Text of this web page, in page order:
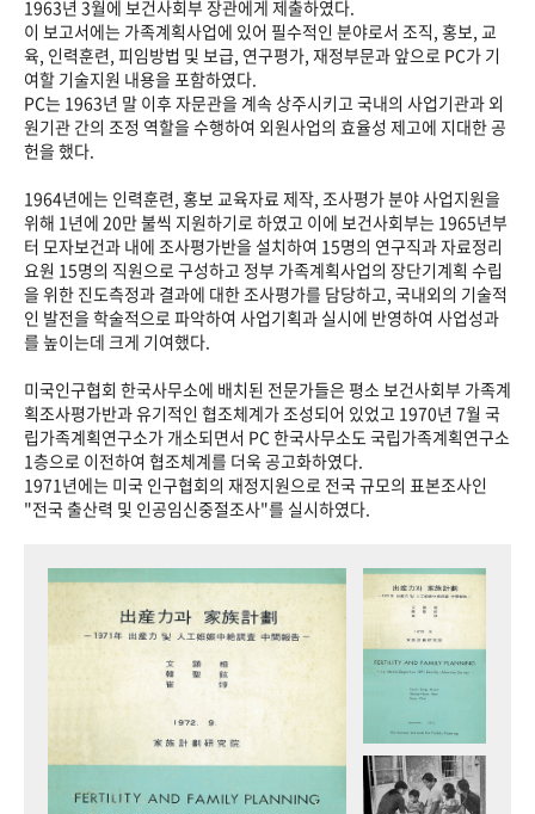
1963년 3월에 보건사회부 장관에게 제출하였다.
이 보고서에는 가족계획사업에 있어 필수적인 분야로서 조직, 홍보, 교
육, 인력훈련, 피임방법 및 보급, 연구평가, 재정부문과 앞으로 PC가 기
여할 기술지원 내용을 포함하였다.
PC는 1963년 말 이후 자문관을 계속 상주시키고 국내의 사업기관과 외
원기관 간의 조정 역할을 수행하여 외원사업의 효율성 제고에 지대한 공
헌을 했다.
1964년에는 인력훈련, 홍보 교육자료 제작, 조사평가 분야 사업지원을
위해 1년에 20만 불씩 지원하기로 하였고 이에 보건사회부는 1965년부
터 모자보건과 내에 조사평가반을 설치하여 15명의 연구직과 자료정리
요원 15명의 직원으로 구성하고 정부 가족계획사업의 장단기계획 수립
을 위한 진도측정과 결과에 대한 조사평가를 담당하고, 국내외의 기술적
인 발전을 학술적으로 파악하여 사업기획과 실시에 반영하여 사업성과
를 높이는데 크게 기여했다.
미국인구협회 한국사무소에 배치된 전문가들은 평소 보건사회부 가족계
획조사평가반과 유기적인 협조체계가 조성되어 있었고 1970년 7월 국
립가족계획연구소가 개소되면서 PC 한국사무소도 국립가족계획연구소
1층으로 이전하여 협조체계를 더욱 공고화하였다.
1971년에는 미국 인구협회의 재정지원으로 전국 규모의 표본조사인
"전국 출산력 및 인공임신중절조사"를 실시하였다.